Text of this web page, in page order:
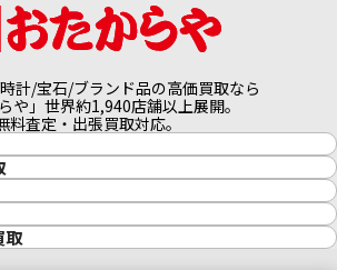
計/宝石/ブランド品の高価買取なら
や」世界約1,940店舗以上展開。
料査定・出張買取対応。
情報
参考価格一覧
取
取